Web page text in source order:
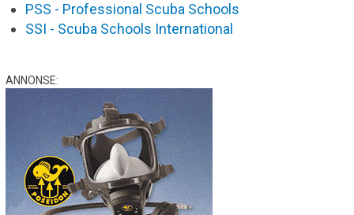
PSS - Professional Scuba Schools
SSI - Scuba Schools International
ANNONSE: